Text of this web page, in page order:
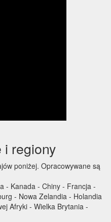
i regiony
poniżej. Opracowywane są
- Kanada - Chiny - Francja -
- Nowa Zelandia - Holandia
Afryki - Wielka Brytania -